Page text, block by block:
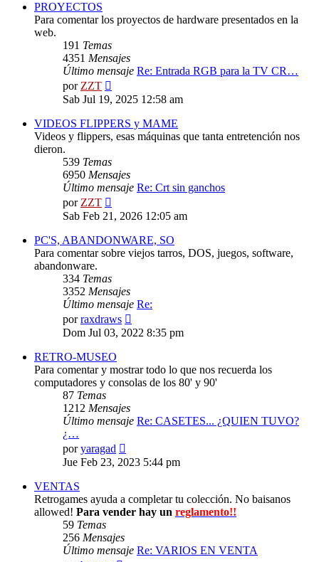
PROYECTOS
Para comentar los proyectos de hardware presentados en la
web.
191 Temas
4351 Mensajes
Último mensaje Re: Entrada RGB para la TV CR…
porZZT
último
Sab Jul 19, 2025 12:58 am
VIDEOS FLIPPERS y MAME
Videos y flippers, esas máquinas que tanta entretención nos
dieron.
539 Temas
6950 Mensajes
Último mensaje Re: Crt sin ganchos
porZZT
último
Sab Feb 21, 2026 12:05 am
PC'S, ABANDONWARE, SO
Para comentar sobre viejos tarros, DOS, juegos, software,
abandonware.
334 Temas
3352 Mensajes
Último mensaje Re:
porraxdraws
último
Dom Jul 03, 2022 8:35 pm
RETRO-MUSEO
Para comentar y mostrar todo lo que nos recuerda los
computadores y consolas de los 80' y 90'
87 Temas
1212 Mensajes
Último mensaje Re: CASETES... ¿QUIEN TUVO?
¿…
poryaragad
último
Jue Feb 23, 2023 5:44 pm
VENTAS
Retrogames ayuda a completar tu colección. No baisanos
allowed! Para vender hay un reglamento!!
59 Temas
256 Mensajes
Último mensaje Re: VARIOS EN VENTA